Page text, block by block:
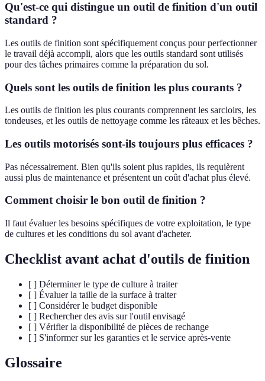
Qu'est-ce qui distingue un outil de finition d'un outil
standard ?
Les outils de finition sont spécifiquement conçus pour perfectionner
le travail déjà accompli, alors que les outils standard sont utilisés
pour des tâches primaires comme la préparation du sol.
Quels sont les outils de finition les plus courants ?
Les outils de finition les plus courants comprennent les sarcloirs, les
tondeuses, et les outils de nettoyage comme les râteaux et les bêches.
Les outils motorisés sont-ils toujours plus efficaces ?
Pas nécessairement. Bien qu'ils soient plus rapides, ils requièrent
aussi plus de maintenance et présentent un coût d'achat plus élevé.
Comment choisir le bon outil de finition ?
Il faut évaluer les besoins spécifiques de votre exploitation, le type
de cultures et les conditions du sol avant d'acheter.
Checklist avant achat d'outils de finition
[ ] Déterminer le type de culture à traiter
[ ] Évaluer la taille de la surface à traiter
[ ] Considérer le budget disponible
[ ] Rechercher des avis sur l'outil envisagé
[ ] Vérifier la disponibilité de pièces de rechange
[ ] S'informer sur les garanties et le service après-vente
Glossaire